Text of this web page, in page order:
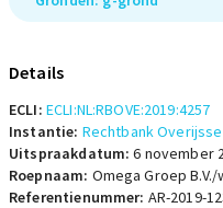
vergoeding (€
werkneemster
mishandeling
bestuurders.
Details
ECLI: ECLI:NL:RBOVE:2019:4257
Instantie: Rechtbank
Uitspraakdatum:6 november
Roepnaam: Omega Groep
Referentienummer: AR-2019-